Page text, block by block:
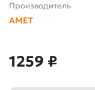
Производитель
АМЕТ
1259 ₽